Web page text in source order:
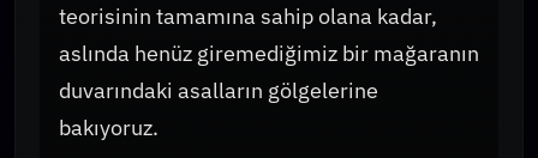
teorisinin tamamına sahip olana kadar,
aslında henüz giremediğimiz bir mağaranın
duvarındaki asalların gölgelerine
bakıyoruz.